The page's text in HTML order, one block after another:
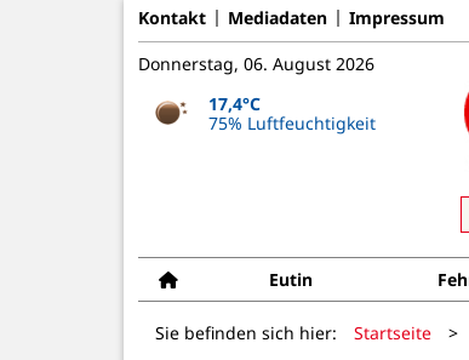
Kontakt Mediadaten Impressum
Donnerstag, 06. August 2026
17,4°C
75% Luftfeuchtigkeit
Eutin
Sie befinden sich hier: Startseite >